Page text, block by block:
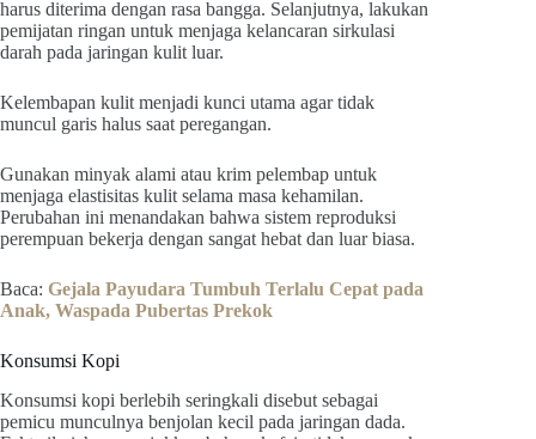
harus diterima dengan rasa bangga. Selanjutnya, lakukan
pemijatan ringan untuk menjaga kelancaran sirkulasi
darah pada jaringan kulit luar.
Kelembapan kulit menjadi kunci utama agar tidak
muncul garis halus saat peregangan.
Gunakan minyak alami atau krim pelembap untuk
menjaga elastisitas kulit selama masa kehamilan.
Perubahan ini menandakan bahwa sistem reproduksi
perempuan bekerja dengan sangat hebat dan luar biasa.
Baca: Gejala Payudara Tumbuh Terlalu Cepat pada
Anak, Waspada Pubertas Prekok
Konsumsi Kopi
Konsumsi kopi berlebih seringkali disebut sebagai
pemicu munculnya benjolan kecil pada jaringan dada.